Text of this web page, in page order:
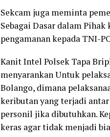
Sekcam juga meminta
Sebagai Dasar dalam
pengamanan kepada TNI-
Kanit Intel Polsek Tapa
menyarankan Untuk
Bolango, dimana
keributan yang terjadi antar
personil jika dibutuhkan.
keras agar tidak menjadi